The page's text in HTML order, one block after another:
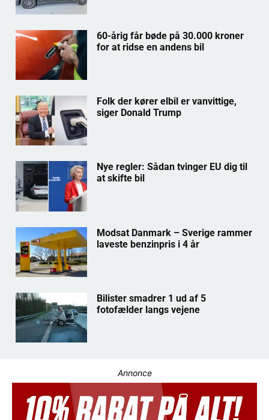
60-årig får bøde på 30.000 kroner
for at ridse en andens bil
Folk der kører elbil er vanvittige,
siger Donald Trump
Nye regler: Sådan tvinger EU dig til
at skifte bil
Modsat Danmark – Sverige rammer
laveste benzinpris i 4 år
Bilister smadrer 1 ud af 5
fotofælder langs vejene
Annonce